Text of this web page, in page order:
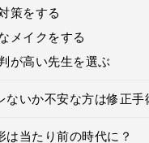
策をする
メイクをする
が高い先生を選ぶ
ないか不安な方は修正手
は当たり前の時代に？